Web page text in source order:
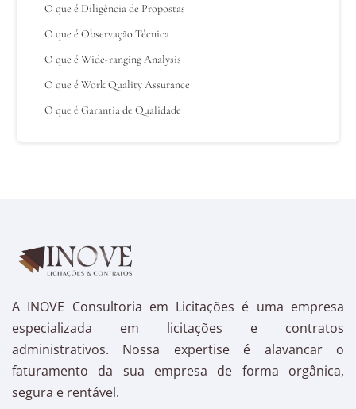
O que é Diligência de Propostas
O que é Observação Técnica
O que é Wide-ranging Analysis
O que é Work Quality Assurance
O que é Garantia de Qualidade
A INOVE Consultoria em Licitações é uma empresa
especializada em licitações e contratos
administrativos. Nossa expertise é alavancar o
faturamento da sua empresa de forma orgânica,
segura e rentável.